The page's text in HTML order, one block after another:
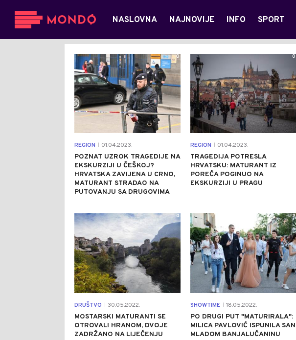
NASLOVNA NAJNOVIJE INFO SPORT
REGION 01.04.2023.
POZNAT UZROK TRAGEDIJE NA
EKSKURZIJI U ČEŠKOJ?
HRVATSKA ZAVIJENA U CRNO,
MATURANT STRADAO NA
PUTOVANJU SA DRUGOVIMA
0
REGION 01.04.2023.
TRAGEDIJA POTRESLA
HRVATSKU: MATURANT IZ
POREČA POGINUO NA
EKSKURZIJI U PRAGU
0
DRUŠTVO 30.05.2022.
MOSTARSKI MATURANTI SE
OTROVALI HRANOM, DVOJE
ZADRŽANO NA LIJEČENJU
0
SHOWTIME 18.05.2022.
PO DRUGI PUT "MATURIRALA":
MILICA PAVLOVIĆ ISPUNILA SAN
MLADOM BANJALUČANINU
2